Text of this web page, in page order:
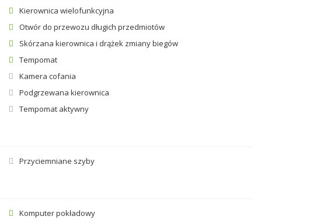
Kierownica wielofunkcyjna
Otwór do przewozu długich przedmiotów
Skórzana kierownica i drążek zmiany biegów
Tempomat
Kamera cofania
Podgrzewana kierownica
Tempomat aktywny
Przyciemniane szyby
Komputer pokładowy